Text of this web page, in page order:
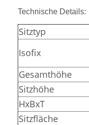
Technische Details:
Sitztyp
Isofix
Gesamthöhe
Sitzhöhe
HxBxT
Sitzfläche